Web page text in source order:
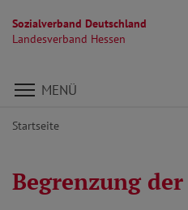
Sozialverband Deutschland
Landesverband Hessen
Direkt zu den Inhalten
MENÜ
Startseite
Begrenzung